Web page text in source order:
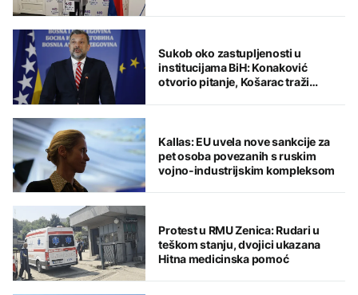
Sukob oko zastupljenosti u
institucijama BiH: Konaković
otvorio pitanje, Košarac traži
Kallas: EU uvela nove sankcije za
pet osoba povezanih s ruskim
vojno-industrijskim kompleksom
Protest u RMU Zenica: Rudari u
teškom stanju, dvojici ukazana
Hitna medicinska pomoć